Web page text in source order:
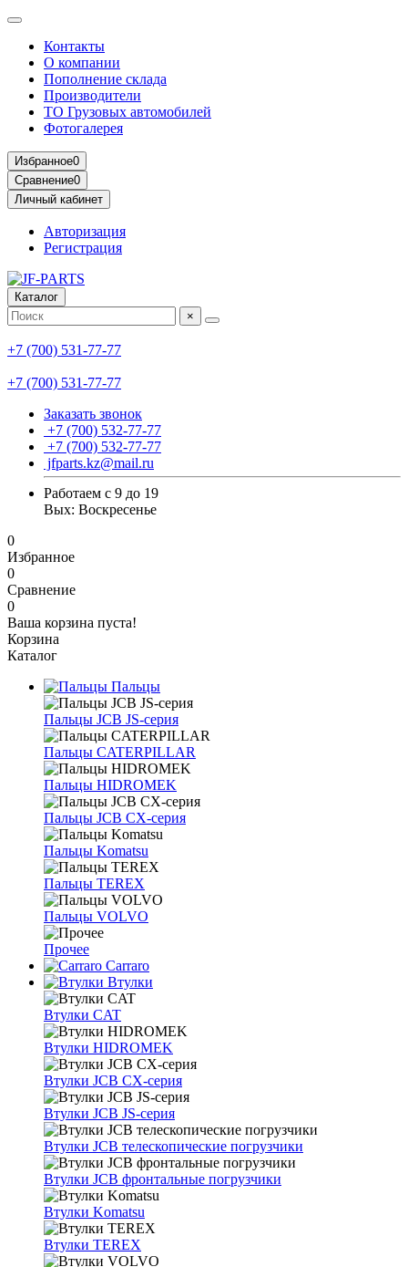
Контакты
О компании
Пополнение склада
Производители
ТО Грузовых автомобилей
Фотогалерея
Избранное0
Сравнение0
Личный кабинет
Авторизация
Регистрация
Каталог
×
+7 (700) 531-77-77
+7 (700) 531-77-77
Заказать звонок
+7 (700) 532-77-77
+7 (700) 532-77-77
jfparts.kz@mail.ru
Работаем с 9 до 19
Вых: Воскресенье
0
Избранное
0
Сравнение
0
Ваша корзина пуста!
Корзина
Каталог
Пальцы
Пальцы JCB JS-серия
Пальцы CATERPILLAR
Пальцы HIDROMEK
Пальцы JCB CX-серия
Пальцы Komatsu
Пальцы TEREX
Пальцы VOLVO
Прочее
Carraro
Втулки
Втулки CAT
Втулки HIDROMEK
Втулки JCB CX-серия
Втулки JCB JS-серия
Втулки JCB телескопические погрузчики
Втулки JCB фронтальные погрузчики
Втулки Komatsu
Втулки TEREX